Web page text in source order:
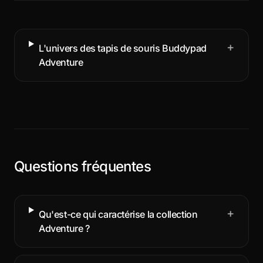
L'univers des tapis de souris Buddypad
Adventure
+
Questions fréquentes
Qu'est-ce qui caractérise la collection
Adventure ?
+